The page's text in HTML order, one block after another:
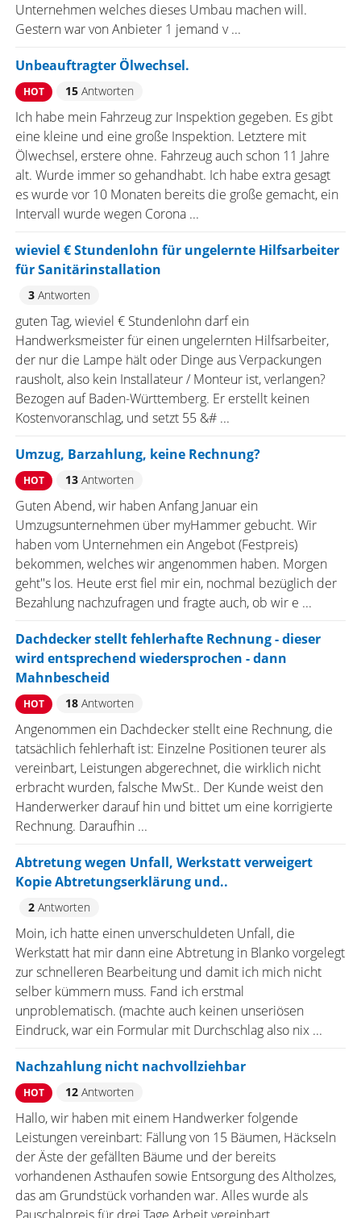
Unternehmen welches dieses Umbau machen will.
Gestern war von Anbieter 1 jemand v ...
Unbeauftragter Ölwechsel.
HOT 15Antworten
Ich habe mein Fahrzeug zur Inspektion gegeben. Es gibt
eine kleine und eine große Inspektion. Letztere mit
Ölwechsel, erstere ohne. Fahrzeug auch schon 11 Jahre
alt. Wurde immer so gehandhabt. Ich habe extra gesagt
es wurde vor 10 Monaten bereits die große gemacht, ein
Intervall wurde wegen Corona ...
wieviel € Stundenlohn für ungelernte Hilfsarbeiter
für Sanitärinstallation
3Antworten
guten Tag, wieviel € Stundenlohn darf ein
Handwerksmeister für einen ungelernten Hilfsarbeiter,
der nur die Lampe hält oder Dinge aus Verpackungen
rausholt, also kein Installateur / Monteur ist, verlangen?
Bezogen auf Baden-Württemberg. Er erstellt keinen
Kostenvoranschlag, und setzt 55 &# ...
Umzug, Barzahlung, keine Rechnung?
HOT 13Antworten
Guten Abend, wir haben Anfang Januar ein
Umzugsunternehmen über myHammer gebucht. Wir
haben vom Unternehmen ein Angebot (Festpreis)
bekommen, welches wir angenommen haben. Morgen
geht''s los. Heute erst fiel mir ein, nochmal bezüglich der
Bezahlung nachzufragen und fragte auch, ob wir e ...
Dachdecker stellt fehlerhafte Rechnung - dieser
wird entsprechend wiedersprochen - dann
Mahnbescheid
HOT 18Antworten
Angenommen ein Dachdecker stellt eine Rechnung, die
tatsächlich fehlerhaft ist: Einzelne Positionen teurer als
vereinbart, Leistungen abgerechnet, die wirklich nicht
erbracht wurden, falsche MwSt.. Der Kunde weist den
Handerwerker darauf hin und bittet um eine korrigierte
Rechnung. Daraufhin ...
Abtretung wegen Unfall, Werkstatt verweigert
Kopie Abtretungserklärung und..
2Antworten
Moin, ich hatte einen unverschuldeten Unfall, die
Werkstatt hat mir dann eine Abtretung in Blanko vorgelegt
zur schnelleren Bearbeitung und damit ich mich nicht
selber kümmern muss. Fand ich erstmal
unproblematisch. (machte auch keinen unseriösen
Eindruck, war ein Formular mit Durchschlag also nix ...
Nachzahlung nicht nachvollziehbar
HOT 12Antworten
Hallo, wir haben mit einem Handwerker folgende
Leistungen vereinbart: Fällung von 15 Bäumen, Häckseln
der Äste der gefällten Bäume und der bereits
vorhandenen Asthaufen sowie Entsorgung des Altholzes,
das am Grundstück vorhanden war. Alles wurde als